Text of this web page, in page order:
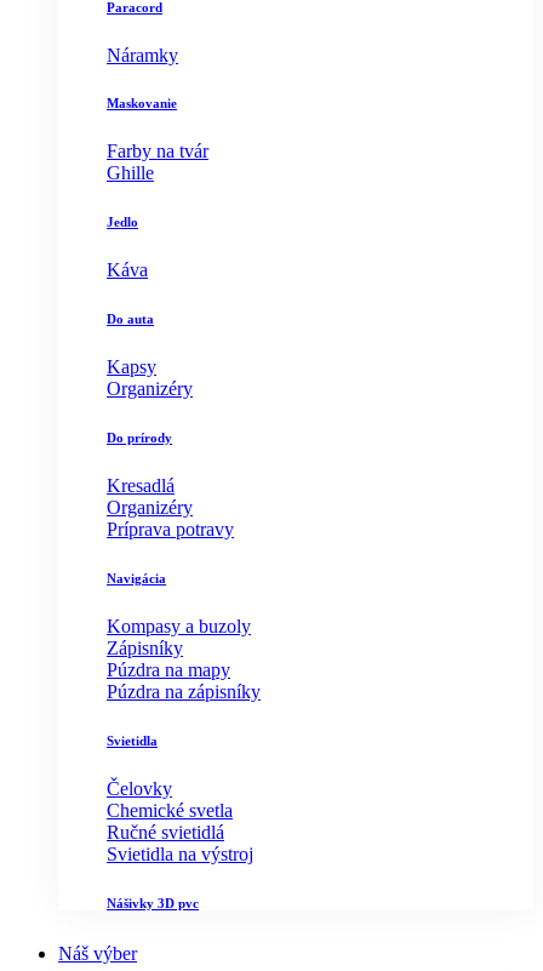
Paracord
Náramky
Maskovanie
Farby na tvár
Ghille
Jedlo
Káva
Do auta
Kapsy
Organizéry
Do prírody
Kresadlá
Organizéry
Príprava potravy
Navigácia
Kompasy a buzoly
Zápisníky
Púzdra na mapy
Púzdra na zápisníky
Svietidla
Čelovky
Chemické svetla
Ručné svietidlá
Svietidla na výstroj
Nášivky 3D pvc
Náš výber